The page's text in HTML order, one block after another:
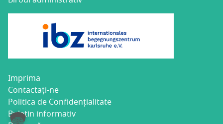
Impri­ma
Con­­ta­c­­tați-ne
Poli­ti­ca de Confidențialitate
Bule­tin informativ